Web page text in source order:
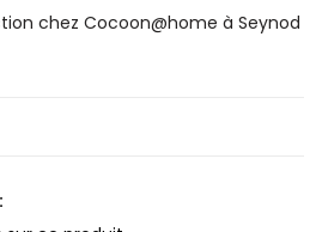
chez Cocoon@home à Seynod